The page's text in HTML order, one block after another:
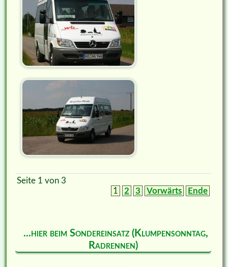
Seite 1 von 3
1
2 3 Vorwärts Ende
...hier beim Sondereinsatz (Klumpensonntag,
Radrennen)